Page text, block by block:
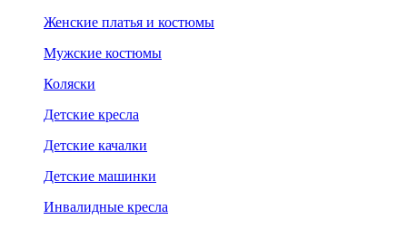
Женские платья и костюмы
Мужские костюмы
Коляски
Детские кресла
Детские качалки
Детские машинки
Инвалидные кресла